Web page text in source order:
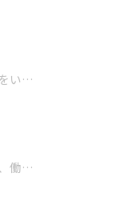
緊急案件のご依頼をいただきました。
埼玉県越谷市では、働きながら子育てをする家庭が増える中、ハウ...